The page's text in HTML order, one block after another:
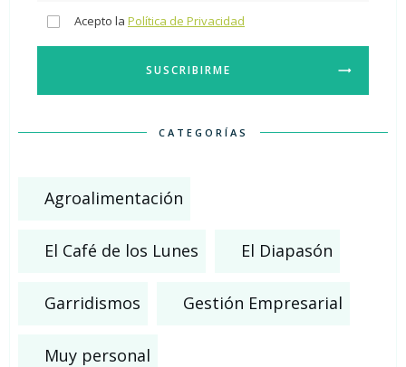
Acepto la Política de Privacidad
SUSCRIBIRME
CATEGORÍAS
Agroalimentación
El Café de los Lunes El Diapasón
Garridismos Gestión Empresarial
Muy personal